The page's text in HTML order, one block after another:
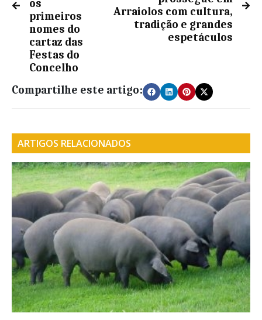
os
primeiros
nomes do
cartaz das
Festas do
Concelho
Arraiolos com cultura,
tradição e grandes
espetáculos
Compartilhe este artigo:
ARTIGOS RELACIONADOS